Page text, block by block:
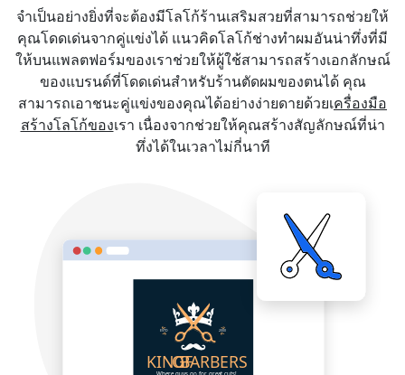
จำเป็นอย่างยิ่งที่จะต้องมีโลโก้ร้านเสริมสวยที่สามารถช่วยให้
คุณโดดเด่นจากคู่แข่งได้ แนวคิดโลโก้ช่างทำผมอันน่าทึ่งที่มี
ให้บนแพลตฟอร์มของเราช่วยให้ผู้ใช้สามารถสร้างเอกลักษณ์
ของแบรนด์ที่โดดเด่นสำหรับร้านตัดผมของตนได้ คุณ
สามารถเอาชนะคู่แข่งของคุณได้อย่างง่ายดายด้วยเครื่องมือ
สร้างโลโก้ของเรา เนื่องจากช่วยให้คุณสร้างสัญลักษณ์ที่น่า
ทึ่งได้ในเวลาไม่กี่นาที